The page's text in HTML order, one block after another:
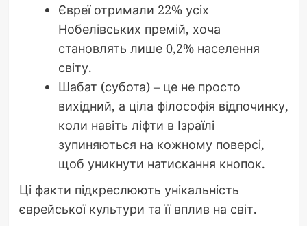
Євреї отримали 22% усіх
Нобелівських премій, хоча
становлять лише 0,2% населення
світу.
Шабат (субота) – це не просто
вихідний, а ціла філософія відпочинку,
коли навіть ліфти в Ізраїлі
зупиняються на кожному поверсі,
щоб уникнути натискання кнопок.
Ці факти підкреслюють унікальність
єврейської культури та її вплив на світ.